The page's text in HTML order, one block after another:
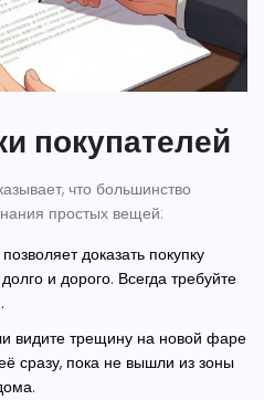
покупателей
что большинство
простых вещей:
доказать покупку
и дорого. Всегда требуйте
видите трещину на новой фаре
сразу, пока не вышли из зоны